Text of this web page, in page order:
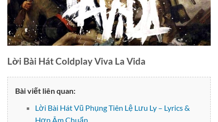
Lời Bài Hát Coldplay Viva La Vida
Bài viết liên quan:
Lời Bài Hát Vũ Phụng Tiên Lệ Lưu Ly – Lyrics &
Hợp Âm Chuẩn